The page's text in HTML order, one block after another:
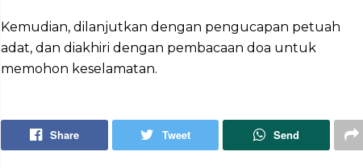
Kemudian, dilanjutkan dengan pengucapan petuah
adat, dan diakhiri dengan pembacaan doa untuk
memohon keselamatan.
Share Tweet Send